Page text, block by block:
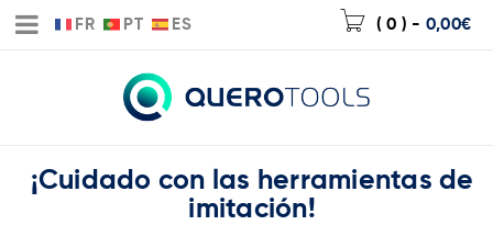
FR PT ES ( 0 ) - 0,00€
¡Cuidado con las herramientas de
imitación!